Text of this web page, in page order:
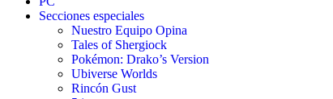
Secciones especiales
Nuestro Equipo Opina
Tales of Shergiock
Pokémon: Drako’s Version
Ubiverse Worlds
Rincón Gust